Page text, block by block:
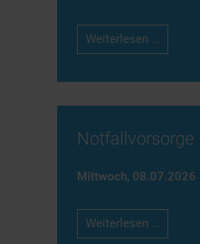
Weiterlesen …
Notfallvorsorge
Mittwoch, 08.07.2026
Weiterlesen …